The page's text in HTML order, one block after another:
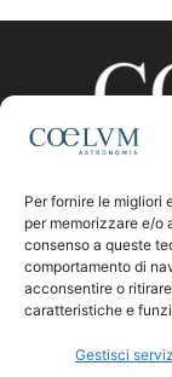
Per fornire le migliori
per memorizzare e/o
consenso a queste
comportamento di
acconsentire o
caratteristiche e
Gestisci